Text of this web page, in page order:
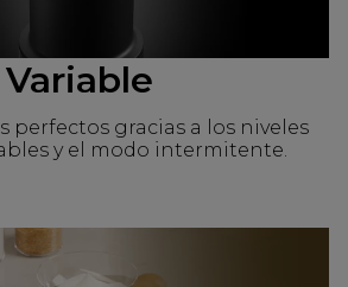
perfectos gracias a los niveles
y el modo intermitente.